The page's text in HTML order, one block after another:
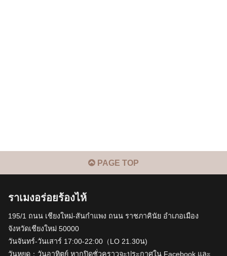
PAGE TOP
ราเมงอร่อยร้องไห้
195/1 ถนน เชียงใหม่-สันกำแพง ถนน ราชภาคินัย อำเภอเมือง
จังหวัดเชียงใหม่ 50000
วันจันทร์-วันเสาร์ 17:00-22:00（LO 21.30น)
วันหยุด：วันอาทิตย์ หากปิดชั่วคราวจะประกาศใน Facebook และ